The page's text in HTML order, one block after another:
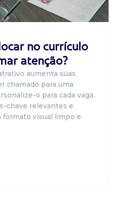
no currículo
atenção?
aumenta suas
chamado para uma
o para cada vaga,
chave relevantes e
formato visual limpo e